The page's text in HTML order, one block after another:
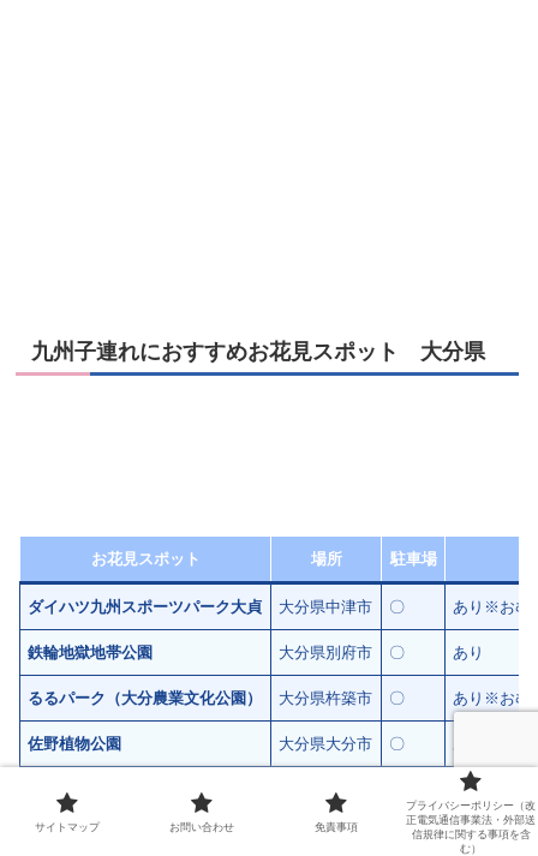
九州子連れにおすすめお花見スポット 大分県
お花見スポット 場所 駐車場
ダイハツ九州スポーツパーク大貞 大分県中津市 〇 あり※おむ
鉄輪地獄地帯公園 大分県別府市 〇 あり
るるパーク（大分農業文化公園 ） 大分県杵築市 〇 あり※おむ
佐野植物公園 大分県大分市 〇
吉四六ランド 大分県野津町 あり
サイトマップ お問い合わせ 免責事項
プライバシーポリシー（改
正電気通信事業法・外部送
信規律に関する事項を含
む）